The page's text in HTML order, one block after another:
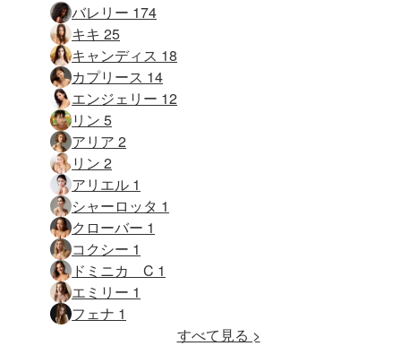
バレリー 174
キキ 25
キャンディス 18
カプリース 14
エンジェリー 12
リン 5
アリア 2
リン 2
アリエル 1
シャーロッタ 1
クローバー 1
コクシー 1
ドミニカ C 1
エミリー 1
フェナ 1
すべて見る >